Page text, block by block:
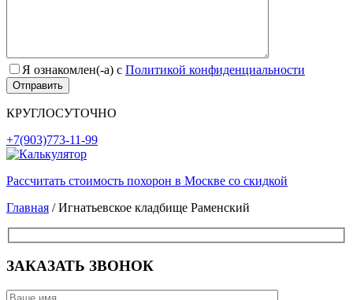
Я ознакомлен(-а) с Политикой конфиденциальности
КРУГЛОСУТОЧНО
+7(903)773-11-99
Рассчитать стоимость похорон в Москве со скидкой
Главная / Игнатьевское кладбище Раменский
ЗАКАЗАТЬ ЗВОНОК